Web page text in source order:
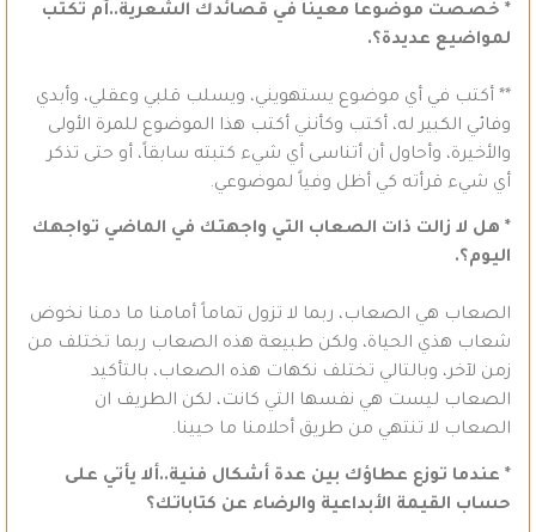
* خصصت موضوعاً معيناً في قصائدك الشعرية..أم تكتب
لمواضيع عديدة؟.
** أكتب في أي موضوع يستهويني، ويسلب قلبي وعقلي، وأبدي
وفائي الكبير له، أكتب وكأنني أكتب هذا الموضوع للمرة الأولى
والأخيرة، وأحاول أن أتناسى أي شيء كتبته سابقاً، أو حتى تذكر
أي شيء قرأته كي أظل وفياً لموضوعي.
* هل لا زالت ذات الصعاب التي واجهتك في الماضي تواجهك
اليوم؟.
الصعاب هي الصعاب، ربما لا تزول تماماً أمامنا ما دمنا نخوض
شعاب هذي الحياة، ولكن طبيعة هذه الصعاب ربما تختلف من
زمن لآخر، وبالتالي تختلف نكهات هذه الصعاب، بالتأكيد
الصعاب ليست هي نفسها التي كانت، لكن الطريف ان
الصعاب لا تنتهي من طريق أحلامنا ما حيينا.
* عندما توزع عطاؤك بين عدة أشكال فنية..ألا يأتي على
حساب القيمة الأبداعية والرضاء عن كتاباتك؟